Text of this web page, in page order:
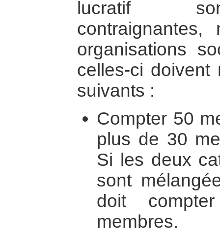
lucratif
organisations
celles-ci doivent
suivants :
Compter 50
plus de 30
Si les deux
sont
doit
membres.